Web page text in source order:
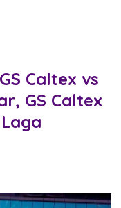
Caltex vs
GS Caltex